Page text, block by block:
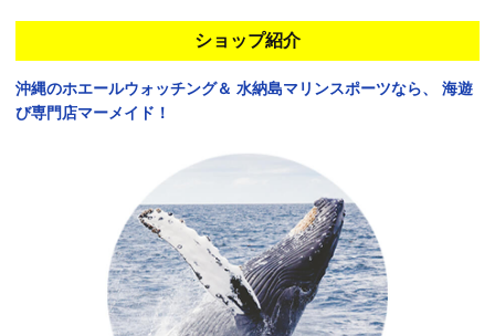
ショップ紹介
沖縄のホエールウォッチング＆ 水納島マリンスポーツなら、
海遊
び専門店マーメイド！